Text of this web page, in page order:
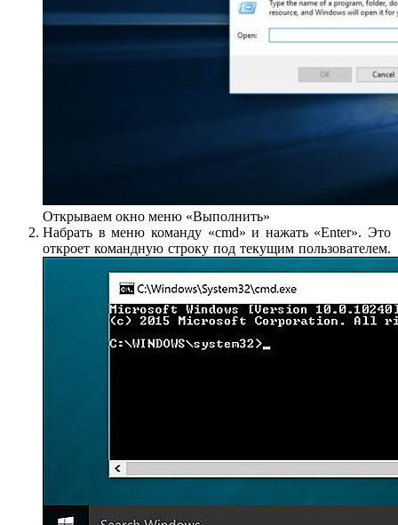
Открываем окно меню «Выполнить»
Набрать в меню команду «cmd» и нажать «Enter». Это
откроет командную строку под текущим пользователем.